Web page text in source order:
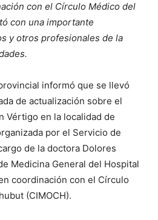
con el Círculo Médico del
con una importante
y otros profesionales de la
informó que se llevó
de actualización sobre el
Vértigo en la localidad de
por el Servicio de
de la doctora Dolores
Medicina General del Hospital
coordinación con el Círculo
(CIMOCH).